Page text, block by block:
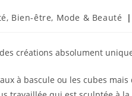
Bien-être, Mode & Beauté
créations absolument
à bascule ou les cubes